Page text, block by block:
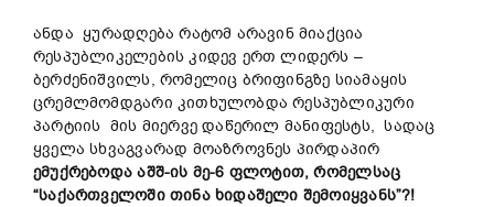
ანდა ყურადღება რატომ არავინ მიაქცია
რესპუბლიკელების კიდევ ერთ ლიდერს –
ბერძენიშვილს, რომელიც ბრიფინგზე სიამაყის
ცრემლმომდგარი კითხულობდა რესპუბლიკური
პარტიის მის მიერვე დაწერილ მანიფესტს, სადაც
ყველა სხვაგვარად მოაზროვნეს პირდაპირ
ემუქრებოდა აშშ-ის მე-6 ფლოტით, რომელსაც
“საქართველოში თინა ხიდაშელი შემოიყვანს”?!